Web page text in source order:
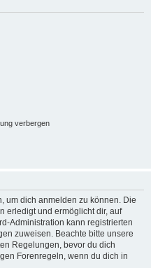
verbergen
um dich anmelden zu können. Die
erledigt und ermöglicht dir, auf
Administration kann registrierten
zuweisen. Beachte bitte unsere
Regelungen, bevor du dich
Forenregeln, wenn du dich in